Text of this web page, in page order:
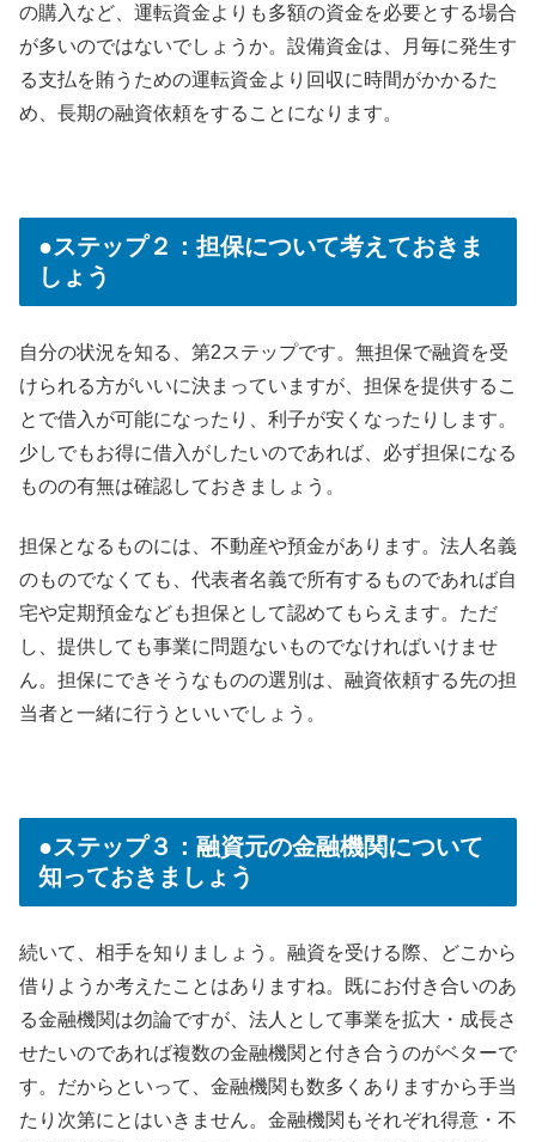
の購入など、運転資金よりも多額の資金を必要とする場合
が多いのではないでしょうか。設備資金は、月毎に発生す
る支払を賄うための運転資金より回収に時間がかかるた
め、長期の融資依頼をすることになります。
●ステップ２：担保について考えておきま
しょう
自分の状況を知る、第2ステップです。無担保で融資を受
けられる方がいいに決まっていますが、担保を提供するこ
とで借入が可能になったり、利子が安くなったりします。
少しでもお得に借入がしたいのであれば、必ず担保になる
ものの有無は確認しておきましょう。
担保となるものには、不動産や預金があります。法人名義
のものでなくても、代表者名義で所有するものであれば自
宅や定期預金なども担保として認めてもらえます。ただ
し、提供しても事業に問題ないものでなければいけませ
ん。担保にできそうなものの選別は、融資依頼する先の担
当者と一緒に行うといいでしょう。
●ステップ３：融資元の金融機関について
知っておきましょう
続いて、相手を知りましょう。融資を受ける際、どこから
借りようか考えたことはありますね。既にお付き合いのあ
る金融機関は勿論ですが、法人として事業を拡大・成長さ
せたいのであれば複数の金融機関と付き合うのがベターで
す。だからといって、金融機関も数多くありますから手当
たり次第にとはいきません。金融機関もそれぞれ得意・不